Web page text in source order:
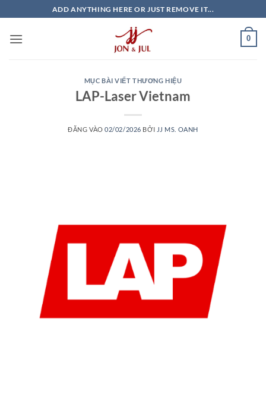
qua
nội
ADD ANYTHING HERE OR JUST REMOVE IT...
0
MỤC BÀI VIẾT THƯƠNG HIỆU
LAP-Laser Vietnam
ĐĂNG VÀO02/02/2026 BỞI JJ MS. OANH